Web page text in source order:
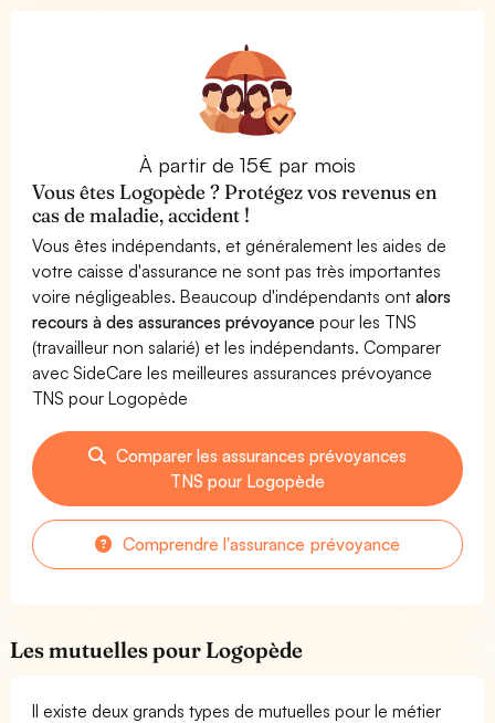
À partir de 15€ par mois
Vous êtes Logopède ? Protégez vos revenus en
cas de maladie, accident !
Vous êtes indépendants, et généralement les aides de
votre caisse d'assurance ne sont pas très importantes
voire négligeables. Beaucoup d'indépendants ontalors
recours à des assurances prévoyance pour les TNS
(travailleur non salarié) et les indépendants. Comparer
avec SideCare les meilleures assurances prévoyance
TNS pour Logopède
Comparer les assurances prévoyances
TNS pour Logopède
Comprendre l'assurance prévoyance
Les mutuelles pour Logopède
Il existe deux grands types de mutuelles pour le métier